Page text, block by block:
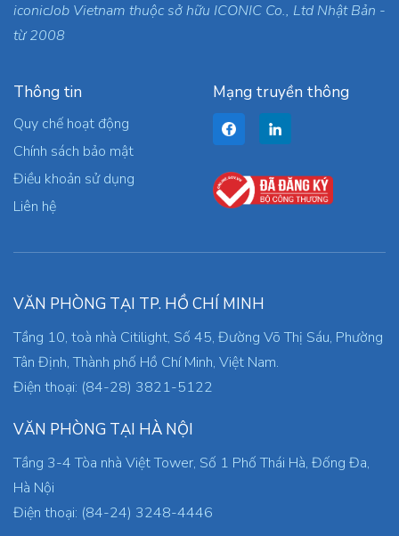
iconicJob Vietnam thuộc sở hữu ICONIC Co., Ltd Nhật Bản -
từ 2008
Thông tin
Quy chế hoạt động
Chính sách bảo mật
Điều khoản sử dụng
Liên hệ
Mạng truyền thông
VĂN PHÒNG TẠI TP. HỒ CHÍ MINH
Tầng 10, toà nhà Citilight, Số 45, Đường Võ Thị Sáu, Phường
Tân Định, Thành phố Hồ Chí Minh, Việt Nam.
Điện thoại: (84-28) 3821-5122
VĂN PHÒNG TẠI HÀ NỘI
Tầng 3-4 Tòa nhà Việt Tower, Số 1 Phố Thái Hà, Đống Đa,
Hà Nội
Điện thoại: (84-24) 3248-4446